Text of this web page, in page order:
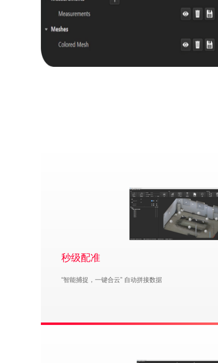
秒级配准
“智能捕捉，一键合云” 自动拼接数据